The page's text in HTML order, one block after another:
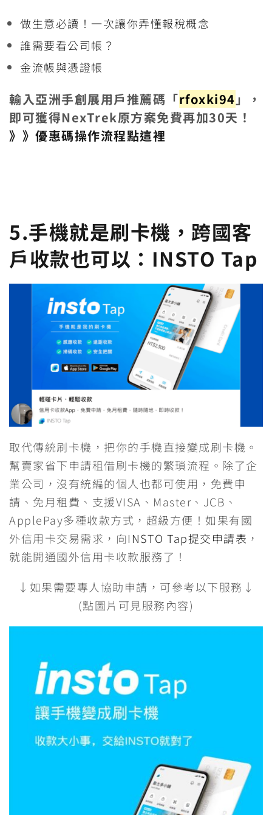
做生意必讀！一次讓你弄懂報稅概念
誰需要看公司帳？
金流帳與憑證帳
輸入亞洲手創展用戶推薦碼「rfoxki94」，
即可獲得NexTrek原方案免費再加30天！
》》優惠碼操作流程點這裡
5.手機就是刷卡機，跨國客
戶收款也可以： INSTO Tap
取代傳統刷卡機，把你的手機直接變成刷卡機。
幫賣家省下申請租借刷卡機的繁瑣流程。除了企
業公司，沒有統編的個人也都可使用，免費申
請、免月租費、支援VISA、Master、JCB、
ApplePay多種收款方式，超級方便！如果有國
外信用卡交易需求，向INSTO Tap提交申請表 ，
就能開通國外信用卡收款服務了！
↓如果需要專人協助申請，可參考以下服務↓
(點圖片可見服務內容)